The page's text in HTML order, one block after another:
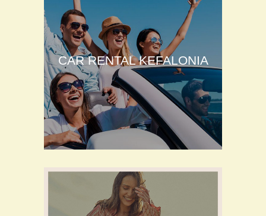
CAR RENTAL KEFALONIA